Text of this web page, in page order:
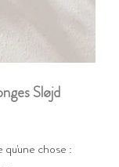
Sløjd
chose :